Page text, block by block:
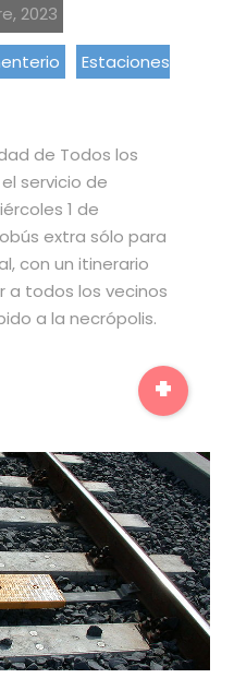
2023
Estaciones
de Todos los
servicio de
1 de
extra sólo para
con un itinerario
a todos los vecinos
a la necrópolis.
+